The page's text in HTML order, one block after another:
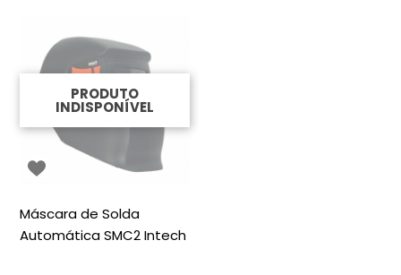
PRODUTO
INDISPONÍVEL
Máscara de Solda
Automática SMC2 Intech